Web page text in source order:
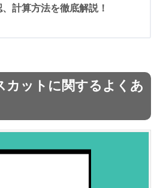
計算方法を徹底解説！
カットに関するよくあ